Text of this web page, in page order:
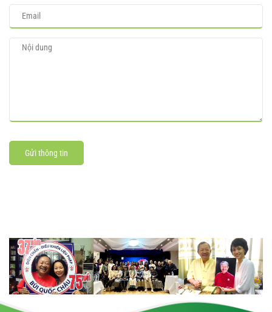
Gửi thông tin